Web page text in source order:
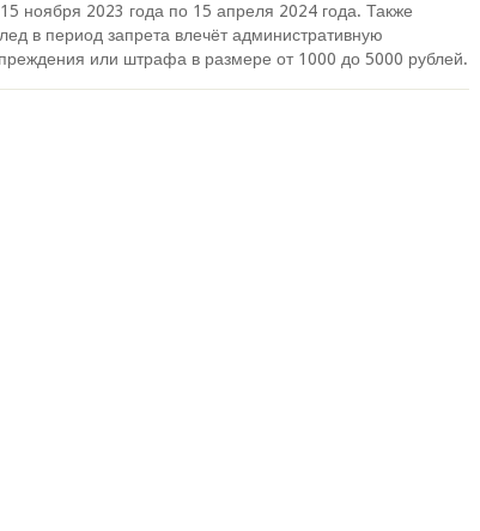
ноября 2023 года по 15 апреля 2024 года. Также
в период запрета влечёт административную
или штрафа в размере от 1000 до 5000 рублей.